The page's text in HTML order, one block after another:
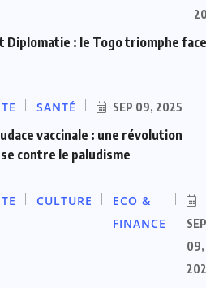
Diplomatie : le Togo triomphe
SANTÉ SEP 09, 2025
vaccinale : une révolution
contre le paludisme
CULTURE
ECO &
FINANCE
SEP
09,